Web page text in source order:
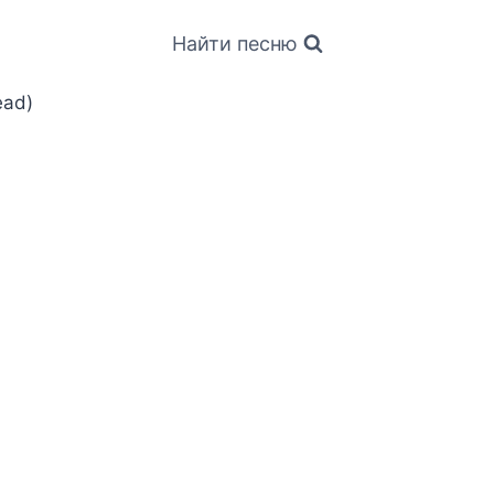
Найти песню